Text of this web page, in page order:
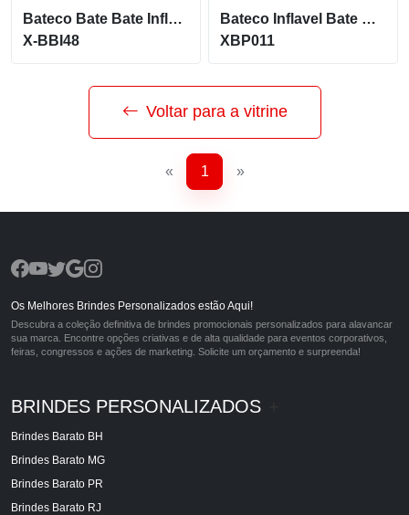
Bateco Bate Bate Inflável Varios Tamanhos X-Bbi48
X-BBI48
Bateco Inflavel Bate Bate Pirulito De Qualidade Xbp011
XBP011
Voltar para a vitrine
« 1 »
Os Melhores Brindes Personalizados estão Aqui!
Descubra a coleção definitiva de brindes promocionais personalizados para alavancar
sua marca. Encontre opções criativas e de alta qualidade para eventos corporativos,
feiras, congressos e ações de marketing. Solicite um orçamento e surpreenda!
BRINDES PERSONALIZADOS
Brindes Barato BH
Brindes Barato MG
Brindes Barato PR
Brindes Barato RJ